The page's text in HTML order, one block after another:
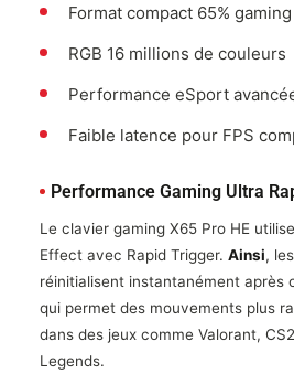
Format compact 65% gaming
RGB 16 millions de couleurs
Performance eSport
Faible latence pour FPS
Performance Gaming Ultra
Le clavier gaming X65 Pro HE
Effect avec Rapid Trigger. Ainsi,
réinitialisent instantanément après
qui permet des mouvements plus
dans des jeux comme Valorant,
Legends.